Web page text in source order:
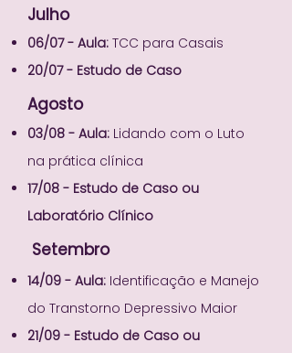
06/07 - Aula: TCC para Casais
20/07 - Estudo de Caso
Julho
03/08 - Aula: Lidando com o Luto
na prática clínica
17/08 - Estudo de Caso ou
Laboratório Clínico
Agosto
14/09 - Aula: Identificação e Manejo
do Transtorno Depressivo Maior
21/09 - Estudo de Caso ou
Setembro